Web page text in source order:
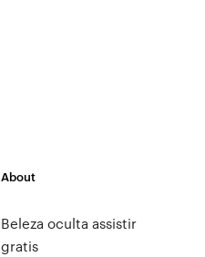
About
Beleza oculta assistir
gratis